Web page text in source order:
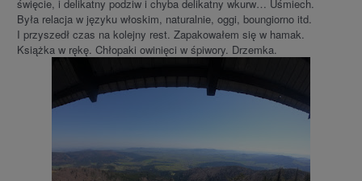
święcie, i delikatny podziw i chyba delikatny wkurw… Uśmiech.
Była relacja w języku włoskim, naturalnie, oggi, boungiorno itd.
I przyszedł czas na kolejny rest. Zapakowałem się w hamak.
Książka w rękę. Chłopaki owinięci w śpiwory. Drzemka.